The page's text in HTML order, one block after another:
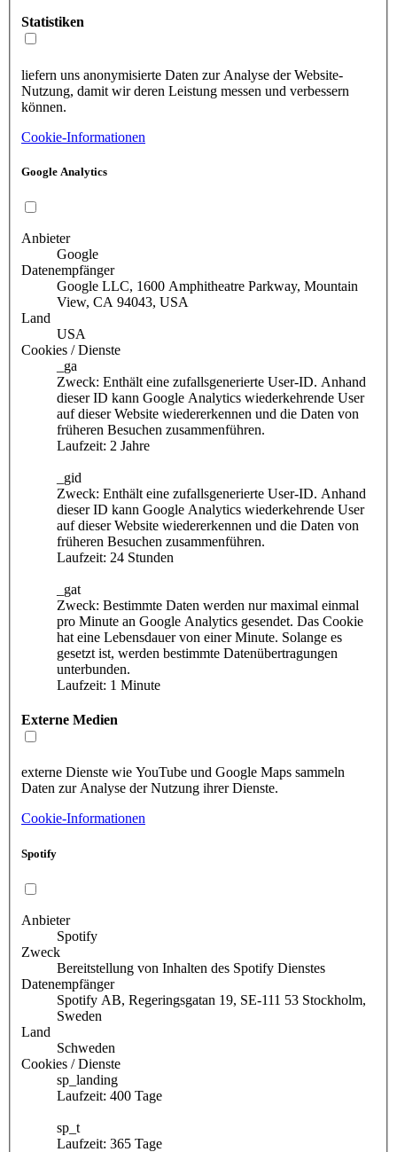
Statistiken
liefern uns anonymisierte Daten zur Analyse der Website-
Nutzung, damit wir deren Leistung messen und verbessern
können.
Cookie-Informationen
Google Analytics
Anbieter
Google
Datenempfänger
Google LLC, 1600 Amphitheatre Parkway, Mountain
View, CA 94043, USA
Land
USA
Cookies / Dienste
_ga
Zweck: Enthält eine zufallsgenerierte User-ID. Anhand
dieser ID kann Google Analytics wiederkehrende User
auf dieser Website wiedererkennen und die Daten von
früheren Besuchen zusammenführen.
Laufzeit: 2 Jahre
_gid
Zweck: Enthält eine zufallsgenerierte User-ID. Anhand
dieser ID kann Google Analytics wiederkehrende User
auf dieser Website wiedererkennen und die Daten von
früheren Besuchen zusammenführen.
Laufzeit: 24 Stunden
_gat
Zweck: Bestimmte Daten werden nur maximal einmal
pro Minute an Google Analytics gesendet. Das Cookie
hat eine Lebensdauer von einer Minute. Solange es
gesetzt ist, werden bestimmte Datenübertragungen
unterbunden.
Laufzeit: 1 Minute
Externe Medien
externe Dienste wie YouTube und Google Maps sammeln
Daten zur Analyse der Nutzung ihrer Dienste.
Cookie-Informationen
Spotify
Anbieter
Spotify
Zweck
Bereitstellung von Inhalten des Spotify Dienstes
Datenempfänger
Spotify AB, Regeringsgatan 19, SE-111 53 Stockholm,
Sweden
Land
Schweden
Cookies / Dienste
sp_landing
Laufzeit: 400 Tage
sp_t
Laufzeit: 365 Tage